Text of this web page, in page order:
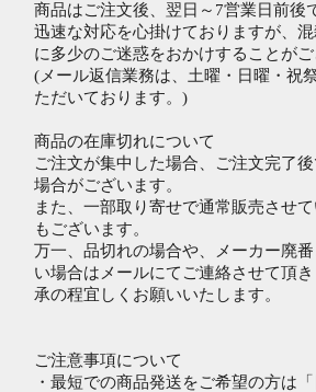
商品はご注文後、翌日～7営業日前後
迅速な対応を心掛けておりますが、
に多少のご迷惑をおかけすることがご
(メール返信業務は、土曜・日曜・祝
ただいております。)
商品の在庫切れについて
ご注文が集中した場合、ご注文完了
場合がございます。
また、一部取り寄せで通常販売させ
もございます。
万一、品切れの場合や、メーカー廃
い場合はメールにてご連絡させて頂
承の程宜しくお願いいたします。
ご注意事項について
・最短での商品発送をご希望の方は